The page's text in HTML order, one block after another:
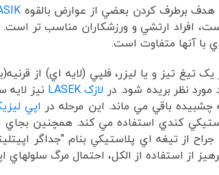
برطرف کردن بعضي از عوارض بالقوه
افراد ارتشي و ورزشکاران مناسب تر
با آنها متفاوت است.
نظر بريده شود. در لازک LASEK
نيز لايه
باقي مي ماند. اين مرحله در اپي
کندي استفاده مي کند. همچنين بجاي
جراح از تيغه اي پلاستيکي بنام "جداگر
از استفاده از الکل، احتمال مرگ سلولهاي